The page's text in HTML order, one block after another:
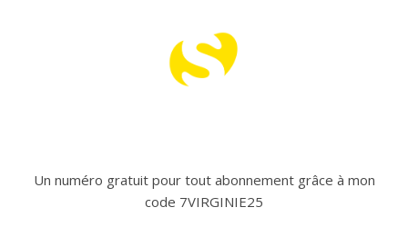
Un numéro gratuit pour tout abonnement grâce à mon
code 7VIRGINIE25